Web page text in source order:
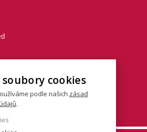
soubory cookies
podle našich zásad
.